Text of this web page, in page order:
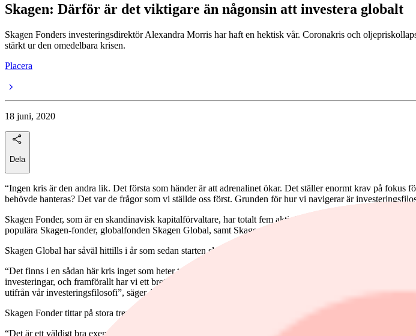
Skagen: Därför är det viktigare än någonsin att investera globalt
Skagen Fonders investeringsdirektör Alexandra Morris har haft en hektisk vår. Coronakris och
stärkt ur den omedelbara krisen.
Placera
18 juni, 2020
Dela
“Ingen kris är den andra lik. Det första som händer är att adrenalinet ökar. Det ställer enormt krav på
behövde hanteras? Det var de frågor som vi ställde oss först. Grunden för hur vi navigerar är
Skagen Fonder, som är en skandinavisk kapitalförvaltare, har totalt fem aktiefonder och en räntefond som
populära Skagen-fonder, globalfonden Skagen Global, samt Skagen m2, som också är en global-fond men
Skagen Global har såväl hittills i år som sedan starten slagit sitt jämförelseindex.
“Det finns i en sådan här kris inget som heter trygghet på aktiemarknaden. Men vi har bra bolag, bredd i
investeringar, och framförallt har vi ett brett mandat. I våra fonder så köper vi de bolag som vi bedömer
utifrån vår investeringsfilosofi”, säger Alexandra Morris.
Skagen Fonder tittar på stora trender och väljer aktier som gynnas av dessa trender. Ett sådant exempel är
“Det är ett väldigt bra exempel på när vi investerar i en bransch. Det är ledande aktörer som tjänar bra